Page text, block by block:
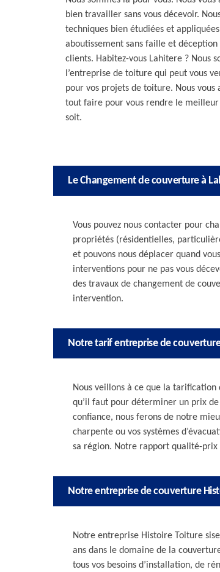
bien travailler sans vous décevoir.
techniques bien étudiées et
aboutissement sans faille et déception
clients. Habitez-vous Lahitere ? Nous
l’entreprise de toiture qui peut vous
pour vos projets de toiture. Nous vous
tout faire pour vous rendre le
soit.
Le Changement de couverture à
Vous pouvez nous contacter pour
propriétés (résidentielles,
et pouvons nous déplacer quand
interventions pour ne pas vous
des travaux de changement de
intervention.
Notre tarif entreprise de
Nous veillons à ce que la tarification
qu’il faut pour déterminer un prix
confiance, nous ferons de notre
charpente ou vos systèmes
sa région. Notre rapport qualité-prix
Notre entreprise de couverture
Notre entreprise Histoire Toiture
ans dans le domaine de la
tous vos besoins d’installation, de